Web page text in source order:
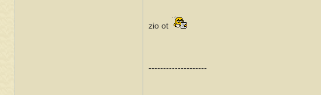
zio ot
--------------------